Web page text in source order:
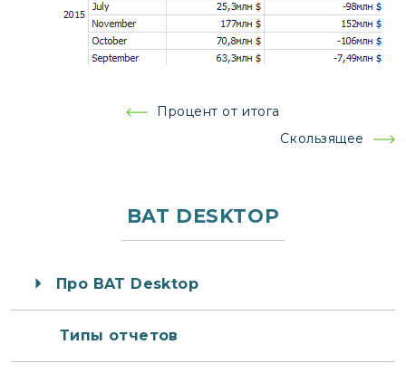
Навигация
Процент от итога
Скользящее
BAT DESKTOP
Про BAT Desktop
Типы отчетов